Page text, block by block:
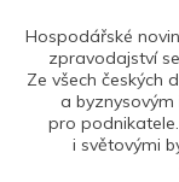
Hospodářské
zpravodajství
Ze všech českých
a
pro
i světovými